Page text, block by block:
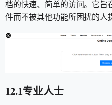
档的快速、简单的访问。它旨
件而不被其他功能所困扰的人
12.1专业人士